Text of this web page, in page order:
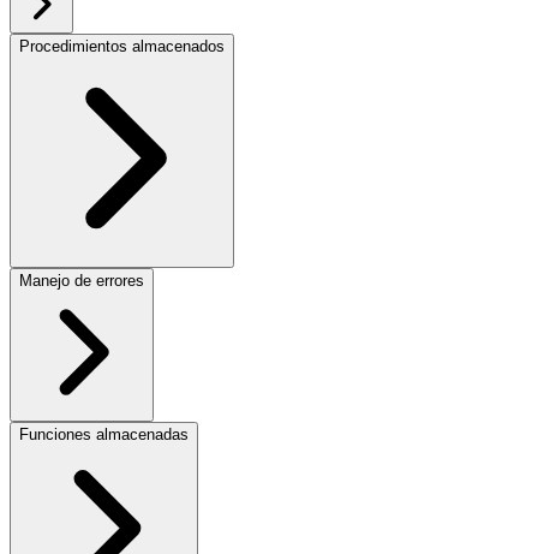
Procedimientos almacenados
Manejo de errores
Funciones almacenadas